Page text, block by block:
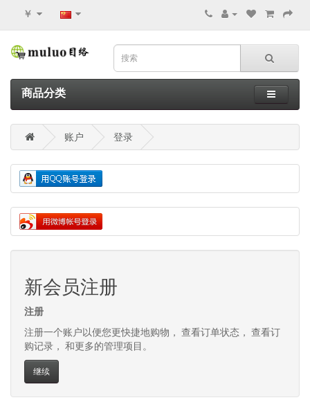
￥
商品分类
账户 登录
新会员注册
注册
注册一个账户以便您更快捷地购物， 查看订单状态， 查看订
购记录， 和更多的管理项目。
继续